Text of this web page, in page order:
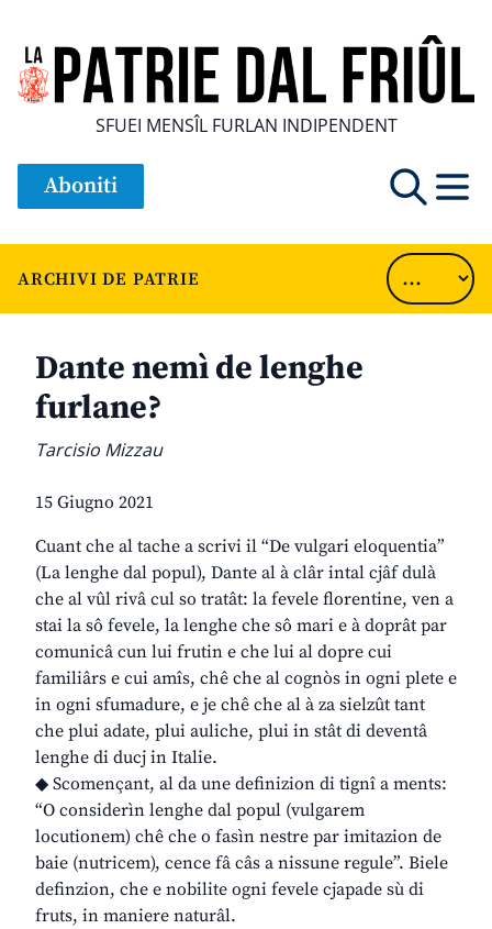
SFUEI MENSÎL FURLAN INDIPENDENT
Aboniti
ARCHIVI DE PATRIE
Dante nemì de lenghe
furlane?
Tarcisio Mizzau
15 Giugno 2021
Cuant che al tache a scrivi il “De vulgari eloquentia”
(La lenghe dal popul), Dante al à clâr intal cjâf dulà
che al vûl rivâ cul so tratât: la fevele florentine, ven a
stai la sô fevele, la lenghe che sô mari e à doprât par
comunicâ cun lui frutin e che lui al dopre cui
familiârs e cui amîs, chê che al cognòs in ogni plete e
in ogni sfumadure, e je chê che al à za sielzût tant
che plui adate, plui auliche, plui in stât di deventâ
lenghe di ducj in Italie.
◆ Scomençant, al da une definizion di tignî a ments:
“O considerìn lenghe dal popul (vulgarem
locutionem) chê che o fasìn nestre par imitazion de
baie (nutricem), cence fâ câs a nissune regule”. Biele
definzion, che e nobilite ogni fevele cjapade sù di
fruts, in maniere naturâl.